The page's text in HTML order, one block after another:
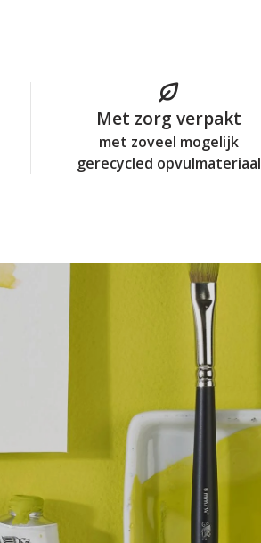
Met zorg verpakt
met zoveel mogelijk
gerecycled opvulmateriaal